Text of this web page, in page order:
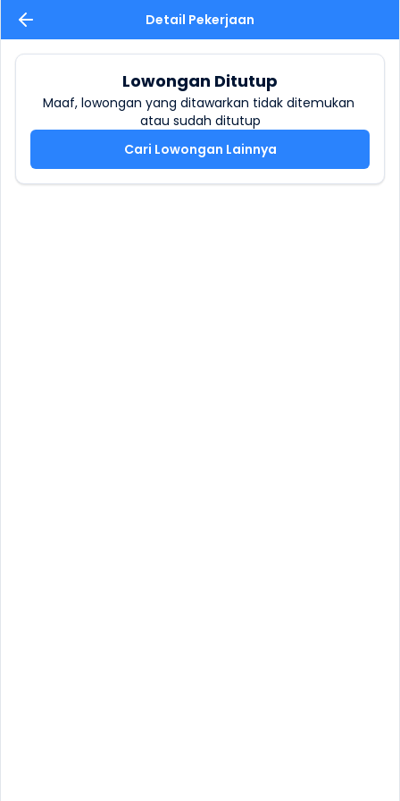
Detail Pekerjaan
Lowongan Ditutup
Maaf, lowongan yang ditawarkan tidak ditemukan
atau sudah ditutup
Cari Lowongan Lainnya